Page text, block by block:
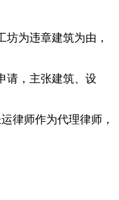
为违章建筑为由，
请，主张建筑、设
律师作为代理律师，